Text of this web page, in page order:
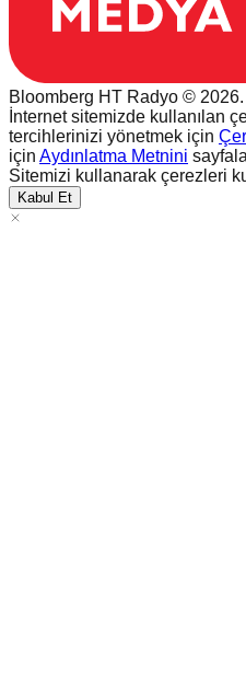
Bloomberg HT Radyo © 2026.
İnternet sitemizde kullanılan
tercihlerinizi yönetmek için
için Aydınlatma Metnini
Sitemizi kullanarak çerezleri
Kabul Et